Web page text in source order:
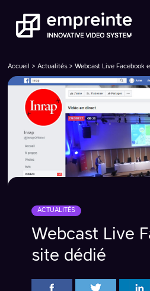
Accueil >Actualités> Webcast Live Facebook
ACTUALITÉS
Webcast Live
site dédié